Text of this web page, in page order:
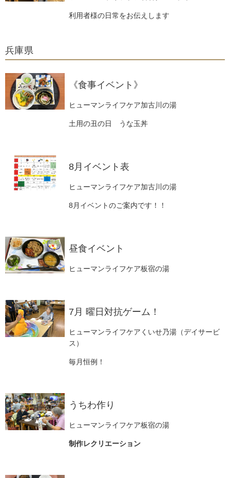
利用者様の日常をお伝えします
兵庫県
《食事イベント》
ヒューマンライフケア加古川の湯
土用の丑の日 うな玉丼
8月イベント表
ヒューマンライフケア加古川の湯
8月イベントのご案内です！！
昼食イベント
ヒューマンライフケア板宿の湯
7月 曜日対抗ゲーム！
ヒューマンライフケアくいせ乃湯（デイサービ
ス）
毎月恒例！
うちわ作り
ヒューマンライフケア板宿の湯
制作レクリエーション